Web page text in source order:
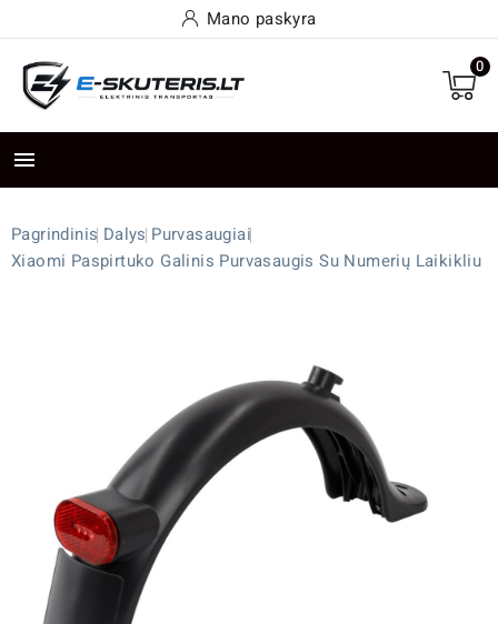
Mano paskyra
0

Pagrindinis Dalys Purvasaugiai
Xiaomi Paspirtuko Galinis Purvasaugis Su Numerių Laikikliu